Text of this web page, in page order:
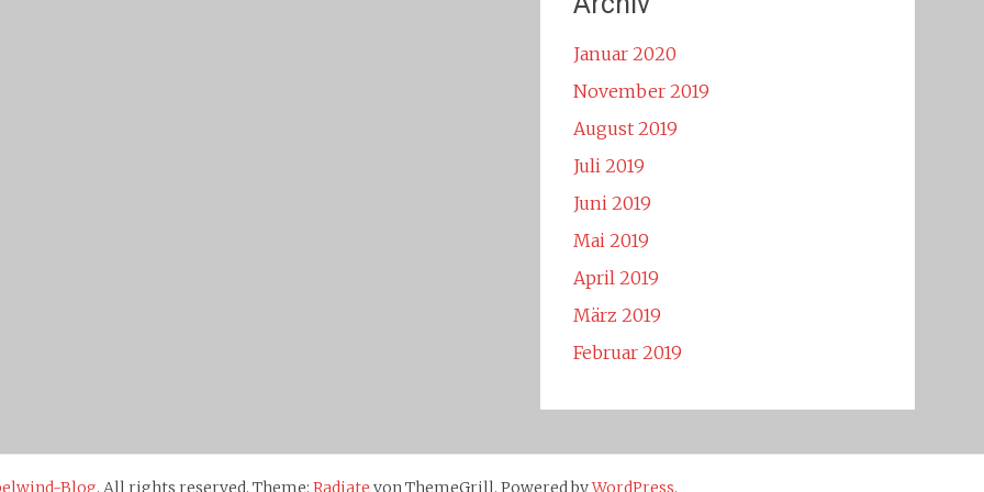
Januar 2020
November 2019
August 2019
Juli 2019
Juni 2019
Mai 2019
April 2019
März 2019
Februar 2019
Blog. All rights reserved. Theme: Radiate von ThemeGrill. Powered byWordPress.